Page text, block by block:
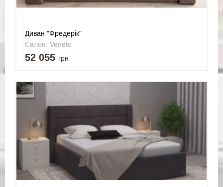
Диван "Фредерік"
Салон: Veneto
52 055 грн